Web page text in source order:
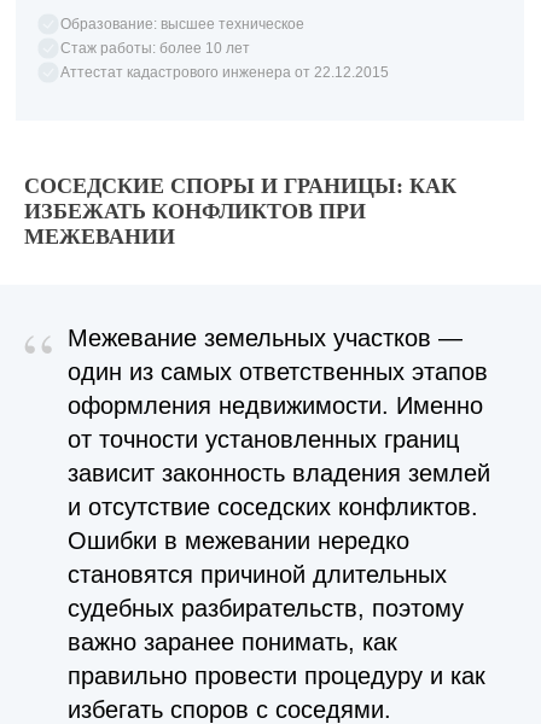
Образование: высшее техническое
Стаж работы: более 10 лет
Аттестат кадастрового инженера от 22.12.2015
СОСЕДСКИЕ СПОРЫ И ГРАНИЦЫ: КАК
ИЗБЕЖАТЬ КОНФЛИКТОВ ПРИ
МЕЖЕВАНИИ
“
Межевание земельных участков —
один из самых ответственных этапов
оформления недвижимости. Именно
от точности установленных границ
зависит законность владения землей
и отсутствие соседских конфликтов.
Ошибки в межевании нередко
становятся причиной длительных
судебных разбирательств, поэтому
важно заранее понимать, как
правильно провести процедуру и как
избегать споров с соседями.